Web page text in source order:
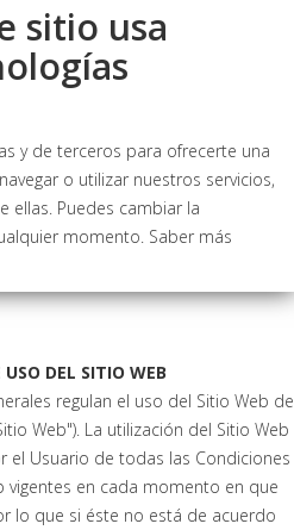
sitio usa
y de terceros para ofrecerte una
o utilizar nuestros servicios,
ellas. Puedes cambiar la
momento. Saber más
USO DEL SITIO WEB
regulan el uso del Sitio Web de
Web"). La utilización del Sitio Web
el Usuario de todas las Condiciones
vigentes en cada momento en que
lo que si éste no está de acuerdo